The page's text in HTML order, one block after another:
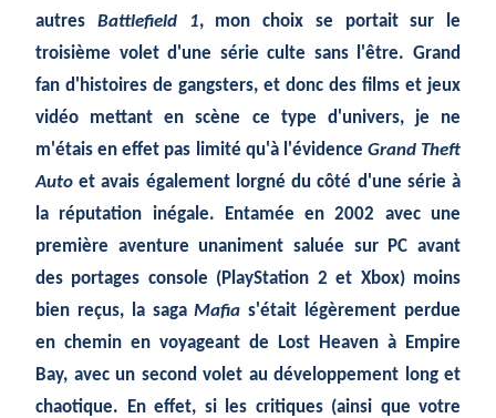
autres Battlefield 1, mon choix se portait sur le
troisième volet d'une série culte sans l'être. Grand
fan d'histoires de gangsters, et donc des films et jeux
vidéo mettant en scène ce type d'univers, je ne
m'étais en effet pas limité qu'à l'évidence Grand Theft
Auto et avais également lorgné du côté d'une série à
la réputation inégale. Entamée en 2002 avec une
première aventure unaniment saluée sur PC avant
des portages console (PlayStation 2 et Xbox) moins
bien reçus, la sagaMafias'était légèrement perdue
en chemin en voyageant de Lost Heaven à Empire
Bay, avec un second volet au développement long et
chaotique. En effet, si les critiques (ainsi que votre